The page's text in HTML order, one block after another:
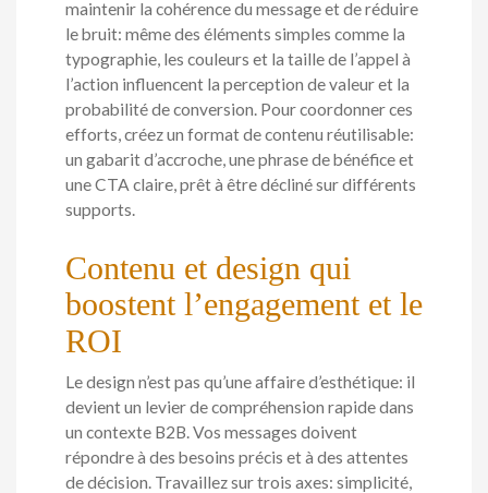
maintenir la cohérence du message et de réduire
le bruit: même des éléments simples comme la
typographie, les couleurs et la taille de l’appel à
l’action influencent la perception de valeur et la
probabilité de conversion. Pour coordonner ces
efforts, créez un format de contenu réutilisable:
un gabarit d’accroche, une phrase de bénéfice et
une CTA claire, prêt à être décliné sur différents
supports.
Contenu et design qui
boostent l’engagement et le
ROI
Le design n’est pas qu’une affaire d’esthétique: il
devient un levier de compréhension rapide dans
un contexte B2B. Vos messages doivent
répondre à des besoins précis et à des attentes
de décision. Travaillez sur trois axes: simplicité,